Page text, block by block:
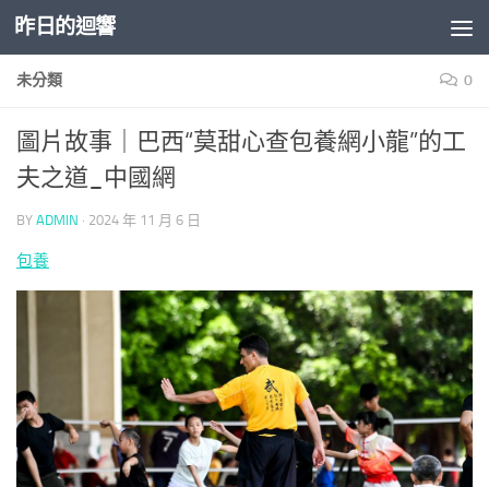
Skip to content
昨日的迴響
未分類 0
圖片故事｜巴西“莫甜心查包養網小龍”的工
夫之道_中國網
BY ADMIN · 2024 年 11 月 6 日
包養